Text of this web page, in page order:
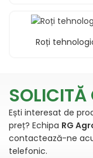
Roți
SOLICITĂ
Ești interesat de
preț? Echipa RG
contactează-ne
telefonic.